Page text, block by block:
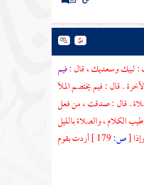
: لبيك وسعديك ، قال :فيم
. قال : فيم يختصم الملأ
. قال : صدقت ، من فعل
الكلام ، والصلاة بالليل
[ص:
أردت بقوم